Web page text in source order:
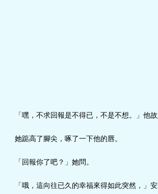
「嘿，不求回報是不得已，不是不想。」他故
她踮高了腳尖，啄了一下他的唇。
「回報你了吧？」她問。
「哦，這向往已久的幸福來得如此突然，」